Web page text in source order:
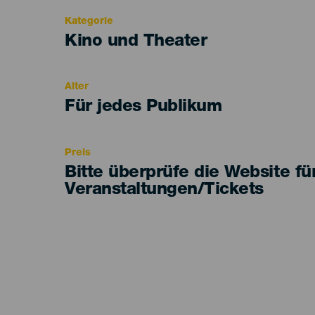
Kategorie
Categoría
Kino und Theater
Alter
Edad
Für jedes Publikum
Preis
Bitte überprüfe die Website
Veranstaltungen/Tickets